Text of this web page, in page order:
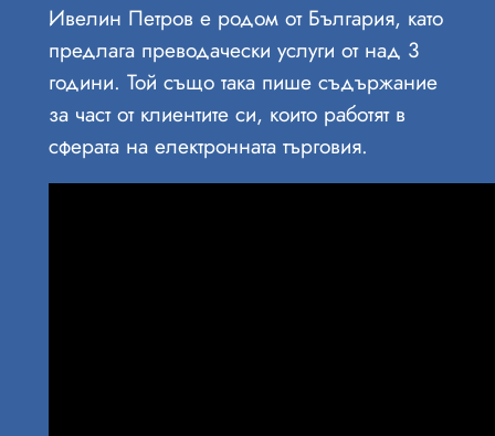
Ивелин Петров е родом от България, като
предлага преводачески услуги от над 3
години. Той също така пише съдържание
за част от клиентите си, които работят в
сферата на електронната търговия.